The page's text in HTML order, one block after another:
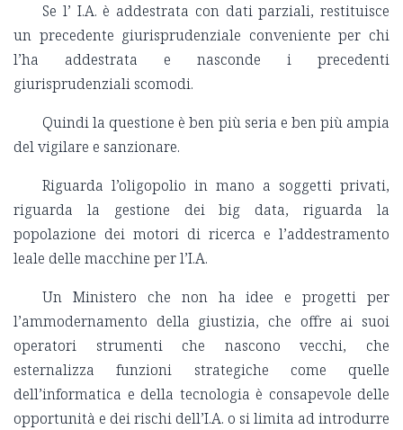
Se l’ I.A. è addestrata con dati parziali, restituisce
un precedente giurisprudenziale conveniente per chi
l’ha addestrata e nasconde i precedenti
giurisprudenziali scomodi.
Quindi la questione è ben più seria e ben più ampia
del vigilare e sanzionare.
Riguarda l’oligopolio in mano a soggetti privati,
riguarda la gestione dei big data, riguarda la
popolazione dei motori di ricerca e l’addestramento
leale delle macchine per l’I.A.
Un Ministero che non ha idee e progetti per
l’ammodernamento della giustizia, che offre ai suoi
operatori strumenti che nascono vecchi, che
esternalizza funzioni strategiche come quelle
dell’informatica e della tecnologia è consapevole delle
opportunità e dei rischi dell’I.A. o si limita ad introdurre